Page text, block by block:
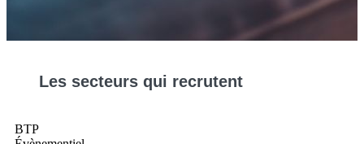
Les secteurs qui recrutent
BTP